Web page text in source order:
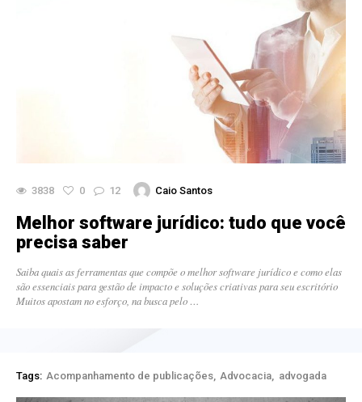
3838 0 12 Caio Santos
Melhor software jurídico: tudo que você
precisa saber
Saiba quais as ferramentas que compõe o melhor software jurídico e como elas
são essenciais para gestão de impacto e soluções criativas para seu escritório
Muitos apostam no esforço, na busca pelo …
Tags: Acompanhamento de publicações Advocacia advogada